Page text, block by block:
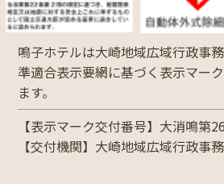
鳴子ホテルは大崎地域広域行政事
準適合表示要網に基づく表示マー
ます。
【表示マーク交付番号】大消鳴第
【交付機関】大崎地域広域行政事